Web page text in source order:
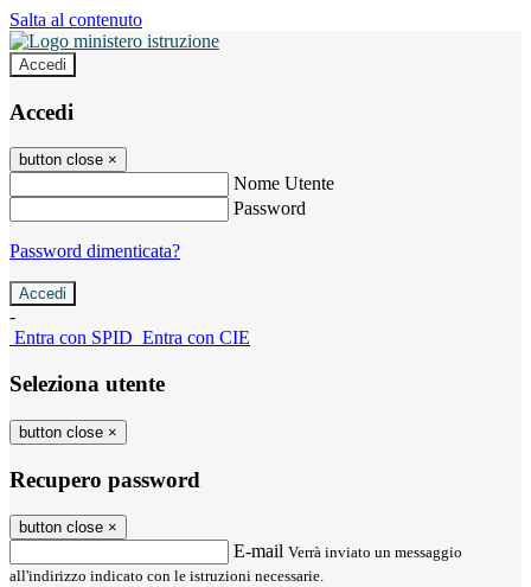
Salta al contenuto
Accedi
Accedi
button close ×
Nome Utente
Password
Password dimenticata?
-
Entra con SPID Entra con CIE
Seleziona utente
button close ×
Recupero password
button close ×
E-mail Verrà inviato un messaggio
all'indirizzo indicato con le istruzioni necessarie.